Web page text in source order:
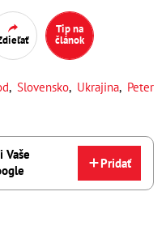
Tip na
článok
, Slovensko, Ukrajina, Peter
Pridať